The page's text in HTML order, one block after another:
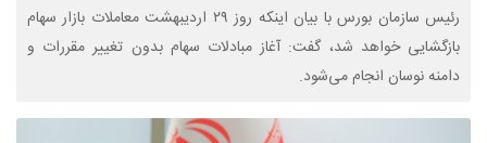
رئیس سازمان بورس با بیان اینکه روز ۲۹ اردیبهشت معاملات بازار سهام
بازگشایی خواهد شد، گفت: آغاز مبادلات سهام بدون تغییر مقررات و
دامنه نوسان انجام می‌شود.